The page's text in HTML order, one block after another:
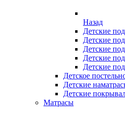
Назад
Детские
Детские
Детские
Детские
Детские
Детское
Детские
Детские
Матрасы